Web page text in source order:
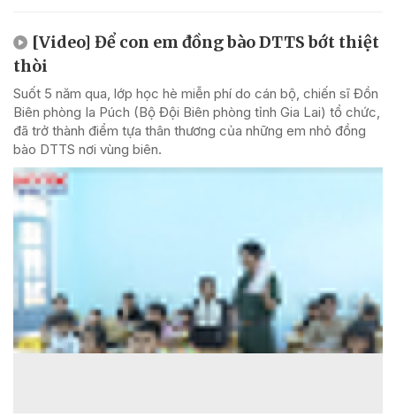
[Video] Để con em đồng bào DTTS bớt thiệt
thòi
Suốt 5 năm qua, lớp học hè miễn phí do cán bộ, chiến sĩ Đồn
Biên phòng Ia Púch (Bộ Đội Biên phòng tỉnh Gia Lai) tổ chức,
đã trở thành điểm tựa thân thương của những em nhỏ đồng
bào DTTS nơi vùng biên.